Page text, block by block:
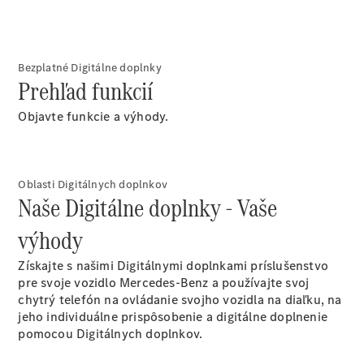
sedan
Trieda
sedan
sedan
Trieda S
Trieda S
sedan dlhá
verzia
Mercedes-
Maybach
Trieda S
Bezplatné Digitálne doplnky
Prehľad funkcií
Objavte funkcie a výhody.
Oblasti Digitálnych doplnkov
Naše Digitálne doplnky - Vaše
výhody
Získajte s našimi Digitálnymi doplnkami príslušenstvo
pre svoje vozidlo Mercedes-Benz a používajte svoj
chytrý telefón na ovládanie svojho vozidla na diaľku, na
jeho individuálne prispôsobenie a digitálne doplnenie
pomocou Digitálnych doplnkov.